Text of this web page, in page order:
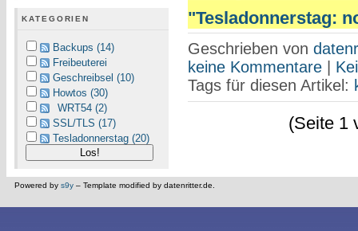
KATEGORIEN
Backups (14)
Freibeuterei
Geschreibsel (10)
Howtos (30)
WRT54 (2)
SSL/TLS (17)
Tesladonnerstag (20)
"Tesladonnerstag:
Geschrieben von
keine Kommentare|
Tags für diesen Artikel:
(Seite 1
Powered by s9y – Template modified by datenritter.de.